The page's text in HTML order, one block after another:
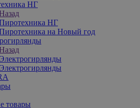
НГ
НГ
на Новый год
Электрогирлянды
Электрогирлянды
товары